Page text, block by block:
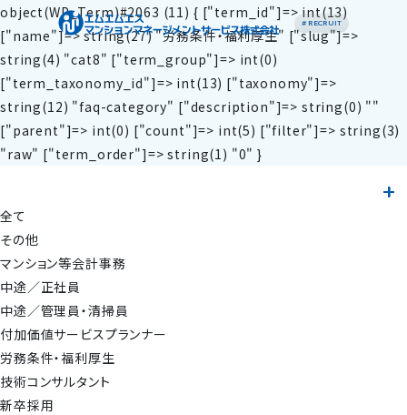
# RECRUIT
object(WP_Term)#2063 (11) { ["term_id"]=> int(13)
["name"]=> string(27) "労務条件・福利厚生" ["slug"]=>
string(4) "cat8" ["term_group"]=> int(0)
["term_taxonomy_id"]=> int(13) ["taxonomy"]=>
string(12) "faq-category" ["description"]=> string(0) ""
["parent"]=> int(0) ["count"]=> int(5) ["filter"]=> string(3)
"raw" ["term_order"]=> string(1) "0" }
全て
その他
マンション等会計事務
中途／正社員
中途／管理員・清掃員
付加価値サービスプランナー
労務条件・福利厚生
技術コンサルタント
新卒採用